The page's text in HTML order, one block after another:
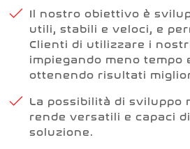
Il nostro obiettivo è
utili, stabili e veloci, e
Clienti di utilizzare i
impiegando meno tempo
ottenendo risultati
La possibilità di sviluppo
rende versatili e capaci
soluzione.